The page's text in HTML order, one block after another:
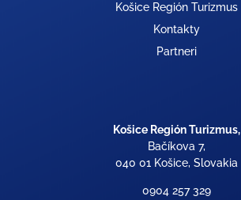
Košice Región Turizmus
Kontakty
Partneri
Košice Región Turizmus,
Bačíkova 7,
040 01 Košice, Slovakia
0904 257 329